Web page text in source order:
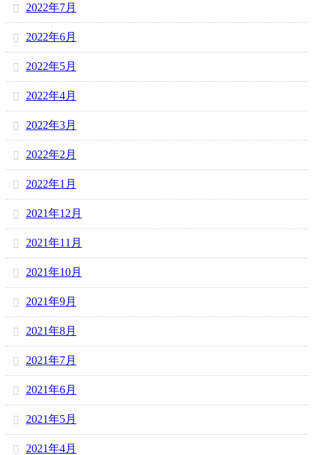
2022年7月
2022年6月
2022年5月
2022年4月
2022年3月
2022年2月
2022年1月
2021年12月
2021年11月
2021年10月
2021年9月
2021年8月
2021年7月
2021年6月
2021年5月
2021年4月